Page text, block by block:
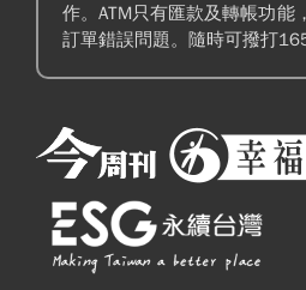
作。ATM只有匯款及轉帳功能
訂單錯誤問題。隨時可撥打